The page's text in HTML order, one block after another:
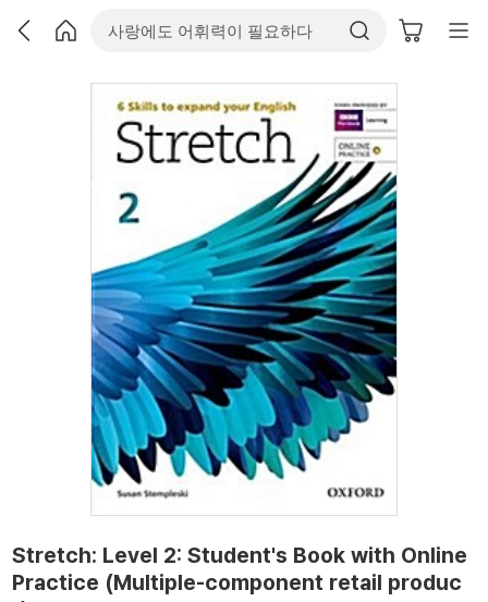
Stretch: Level 2: Student's Book with Online
Practice (Multiple-component retail produc